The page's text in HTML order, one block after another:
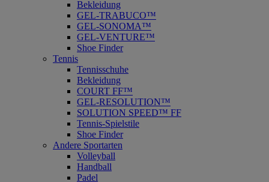
Bekleidung
GEL-TRABUCO™
GEL-SONOMA™
GEL-VENTURE™
Shoe Finder
Tennis
Tennisschuhe
Bekleidung
COURT FF™
GEL-RESOLUTION™
SOLUTION SPEED™ FF
Tennis-Spielstile
Shoe Finder
Andere Sportarten
Volleyball
Handball
Padel